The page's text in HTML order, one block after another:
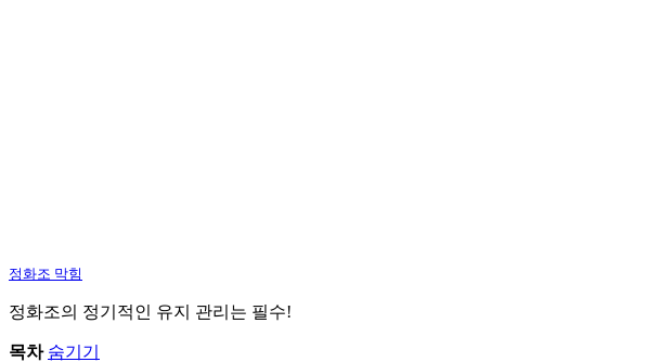
정화조 막힘
정화조의 정기적인 유지 관리는 필수!
목차 숨기기